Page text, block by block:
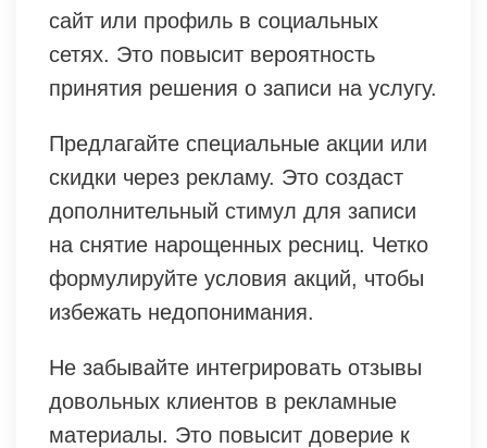
сайт или профиль в социальных
сетях. Это повысит вероятность
принятия решения о записи на услугу.
Предлагайте специальные акции или
скидки через рекламу. Это создаст
дополнительный стимул для записи
на снятие нарощенных ресниц. Четко
формулируйте условия акций, чтобы
избежать недопонимания.
Не забывайте интегрировать отзывы
довольных клиентов в рекламные
материалы. Это повысит доверие к